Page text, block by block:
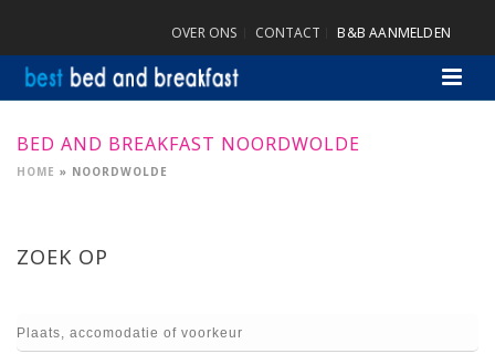
OVER ONS CONTACT B&B AANMELDEN
BED AND BREAKFAST NOORDWOLDE
HOME » NOORDWOLDE
ZOEK OP